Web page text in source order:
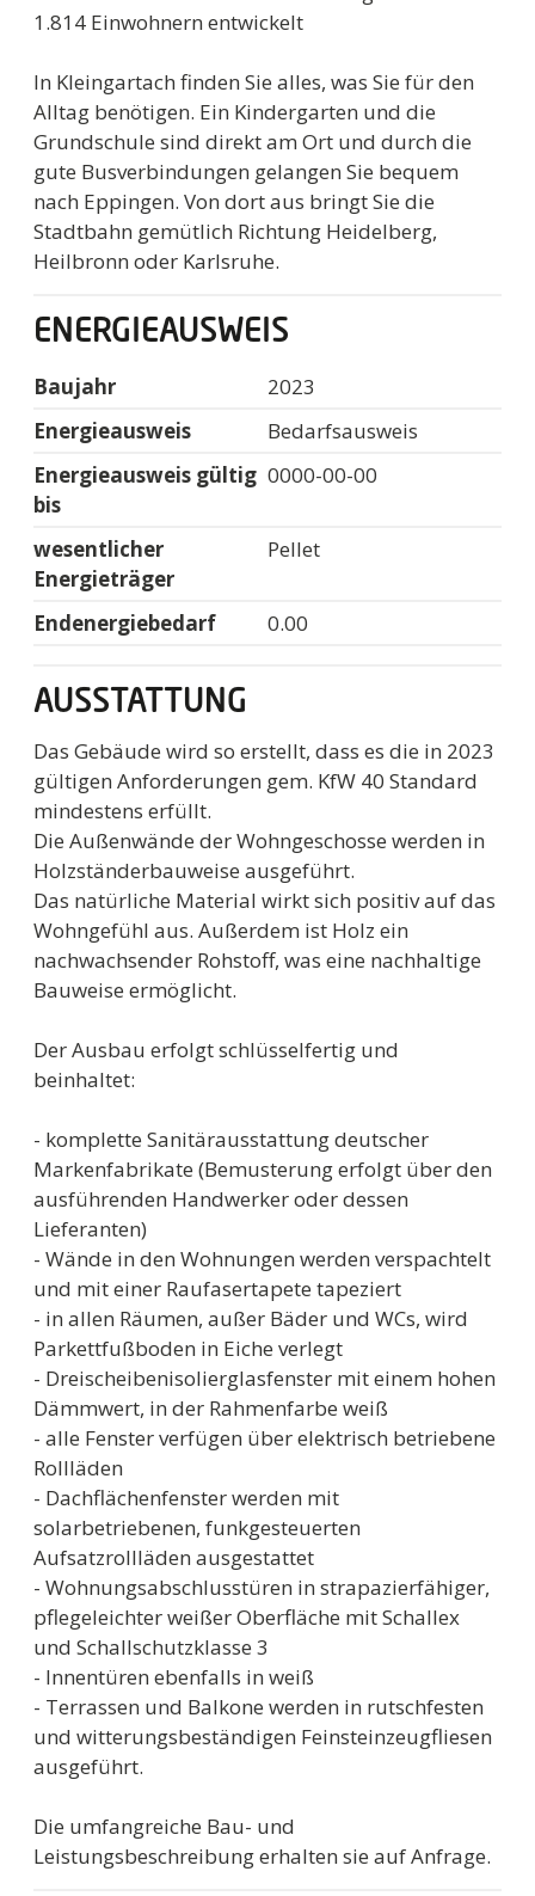
1.814 Einwohnern entwickelt
In Kleingartach finden Sie alles, was Sie für den
Alltag benötigen. Ein Kindergarten und die
Grundschule sind direkt am Ort und durch die
gute Busverbindungen gelangen Sie bequem
nach Eppingen. Von dort aus bringt Sie die
Stadtbahn gemütlich Richtung Heidelberg,
Heilbronn oder Karlsruhe.
ENERGIEAUSWEIS
Baujahr
2023
Energieausweis
Bedarfsausweis
Energieausweis gültig
bis
0000-00-00
wesentlicher
Energieträger
Pellet
Endenergiebedarf 0.00
AUSSTATTUNG
Das Gebäude wird so erstellt, dass es die in 2023
gültigen Anforderungen gem. KfW 40 Standard
mindestens erfüllt.
Die Außenwände der Wohngeschosse werden in
Holzständerbauweise ausgeführt.
Das natürliche Material wirkt sich positiv auf das
Wohngefühl aus. Außerdem ist Holz ein
nachwachsender Rohstoff, was eine nachhaltige
Bauweise ermöglicht.
Der Ausbau erfolgt schlüsselfertig und
beinhaltet:
- komplette Sanitärausstattung deutscher
Markenfabrikate (Bemusterung erfolgt über den
ausführenden Handwerker oder dessen
Lieferanten)
- Wände in den Wohnungen werden verspachtelt
und mit einer Raufasertapete tapeziert
- in allen Räumen, außer Bäder und WCs, wird
Parkettfußboden in Eiche verlegt
- Dreischeibenisolierglasfenster mit einem hohen
Dämmwert, in der Rahmenfarbe weiß
- alle Fenster verfügen über elektrisch betriebene
Rollläden
- Dachflächenfenster werden mit
solarbetriebenen, funkgesteuerten
Aufsatzrollläden ausgestattet
- Wohnungsabschlusstüren in strapazierfähiger,
pflegeleichter weißer Oberfläche mit Schallex
und Schallschutzklasse 3
- Innentüren ebenfalls in weiß
- Terrassen und Balkone werden in rutschfesten
und witterungsbeständigen Feinsteinzeugfliesen
ausgeführt.
Die umfangreiche Bau- und
Leistungsbeschreibung erhalten sie auf Anfrage.